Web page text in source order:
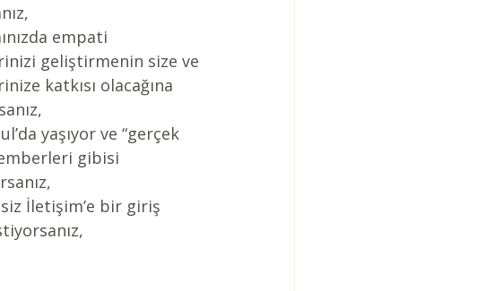
empati
geliştirmenin size ve
katkısı olacağına
yaşıyor ve “gerçek
gibisi
İletişim’e bir giriş